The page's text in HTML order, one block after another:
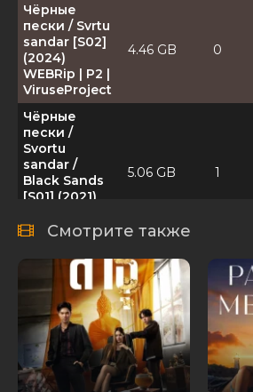
Чёрные
пески / Svrtu
sandar [S02]
(2024)
WEBRip | P2 |
ViruseProject
4.46 GB 0
Чёрные
пески /
Svortu
sandar /
Black Sands
[S01] (2021)
ViruseProject
5.06 GB 1
Чёрные
пески /
Svortu
sandar /
Black Sands
[S01] (2021)
WEB-DLRip
1080p |
ViruseProject
13.47 GB 1
Смотрите также